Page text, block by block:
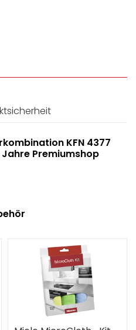
KFN 4377
Premiumshop